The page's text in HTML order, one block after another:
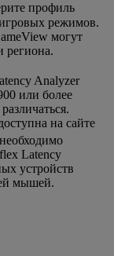
профиль
режимов.
могут
региона.
Analyzer
или более
на сайте
Latency
устройств
мышей.